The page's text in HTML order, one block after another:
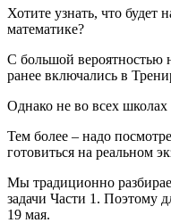
Хотите узнать, что будет
математике?
С большой вероятностью
ранее включались в
Однако не во всех
Тем более – надо
готовиться на реальном
Мы традиционно
задачи Части 1. Поэтому
19 мая.